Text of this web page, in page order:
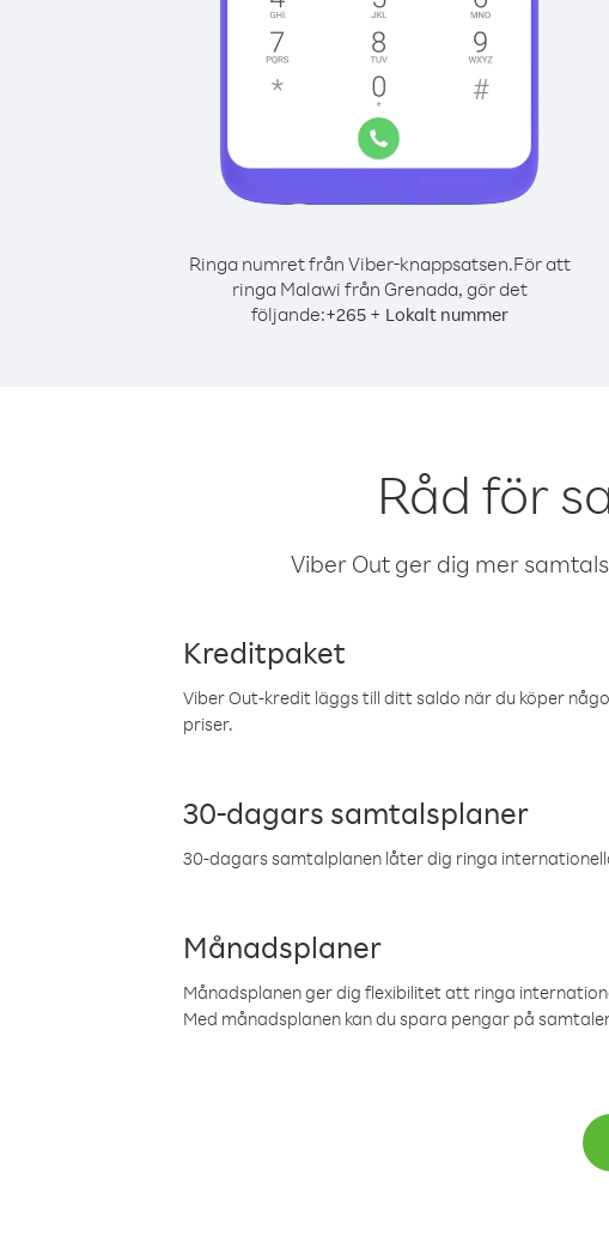
Ringa numret från Viber-knappsatsen.För att
ringa Malawi från Grenada, gör det
följande:+265+ Lokalt nummer
Råd för
Viber Out ger dig mer
Kreditpaket
Viber Out-kredit läggs till ditt saldo när du köper
priser.
30-dagars samtalsplaner
30-dagars samtalplanen låter dig ringa
Månadsplaner
Månadsplanen ger dig flexibilitet att ringa
Med månadsplanen kan du spara pengar på